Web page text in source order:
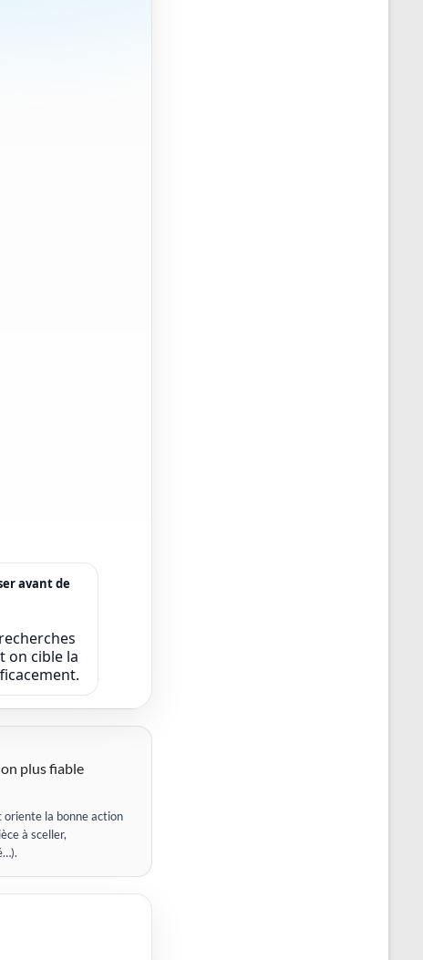
avant de
on cible la
plus fiable
oriente la bonne action
à sceller,